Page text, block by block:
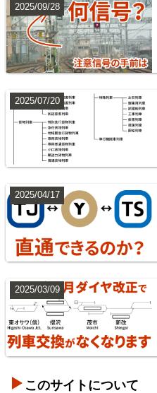
配線略図で辿る首都圏
楽天市場 書泉
神奈川臨海鉄
楽天市場 書泉
2025/09/28
2025/07/20
2025/04/17
2025/03/09
このサイトについて